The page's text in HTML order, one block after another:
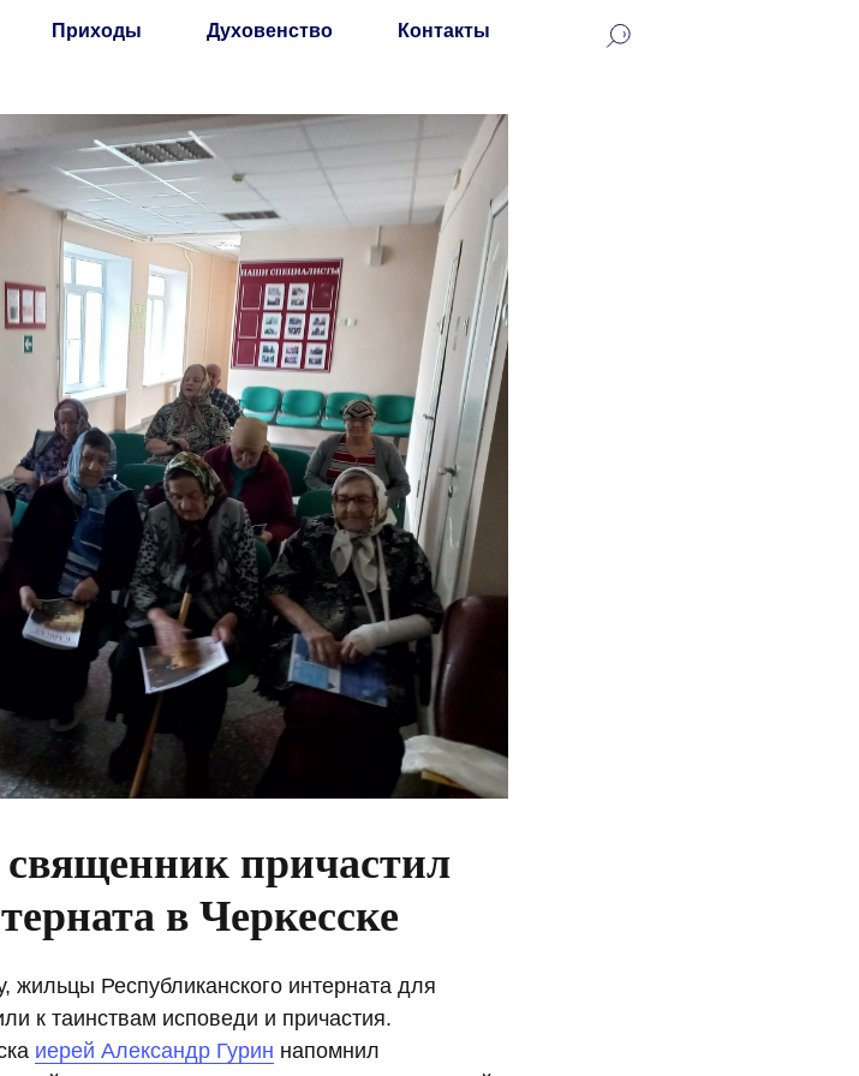
Приходы Духовенство Контакты
причастил
в Черкесске
жильцы Республиканского интерната для
к таинствам исповеди и причастия.
иерей Александр Гурин напомнил